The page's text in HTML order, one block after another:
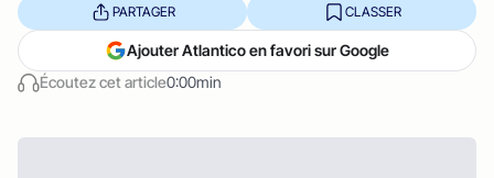
Écoutez cet article0:00min
PARTAGER CLASSER
Ajouter Atlantico en favori sur Google